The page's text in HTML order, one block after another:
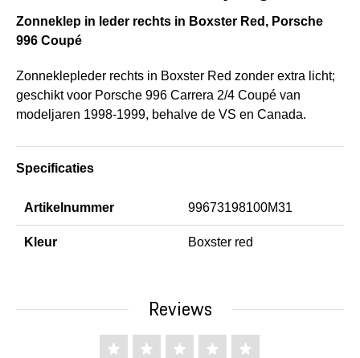
Zonneklep in leder rechts in Boxster Red, Porsche
996 Coupé
Zonneklepleder rechts in Boxster Red zonder extra licht;
geschikt voor Porsche 996 Carrera 2/4 Coupé van
modeljaren 1998-1999, behalve de VS en Canada.
Specificaties
Artikelnummer 99673198100M31
Kleur Boxster red
Reviews